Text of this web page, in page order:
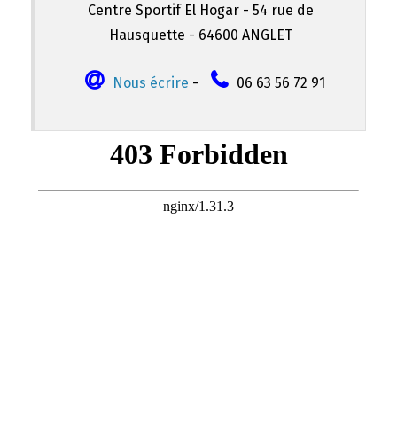
Centre Sportif El Hogar - 54 rue de
Hausquette - 64600 ANGLET
Nous écrire - 06 63 56 72 91